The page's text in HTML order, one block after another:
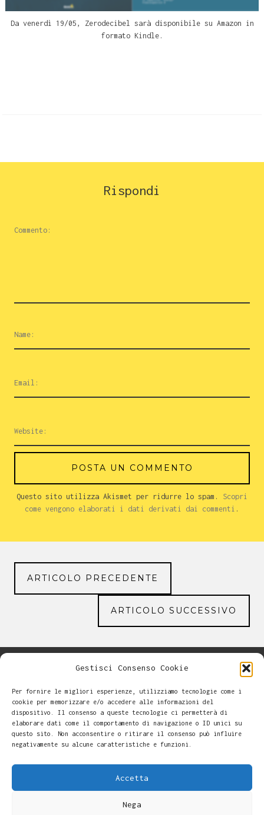
Gestisci Consenso Cookie
Per fornire le migliori esperienze, utilizziamo tecnologie come i
cookie per memorizzare e/o accedere alle informazioni del
dispositivo. Il consenso a queste tecnologie ci permetterà di
elaborare dati come il comportamento di navigazione o ID unici su
questo sito. Non acconsentire o ritirare il consenso può influire
negativamente su alcune caratteristiche e funzioni.
Accetta
Nega
Da venerdì 19/05, Zerodecibel sarà disponibile su Amazon in
formato Kindle.
Rispondi
Questo sito utilizza Akismet per ridurre lo spam. Scopri
come vengono elaborati i dati derivati dai commenti .
ARTICOLO PRECEDENTE
ARTICOLO SUCCESSIVO